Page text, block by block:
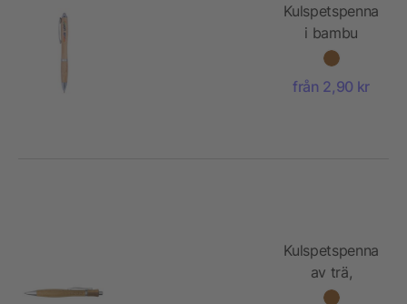
Kulspetspenna
i bambu
från 2,90 kr
Kulspetspenna
av trä,
Montana